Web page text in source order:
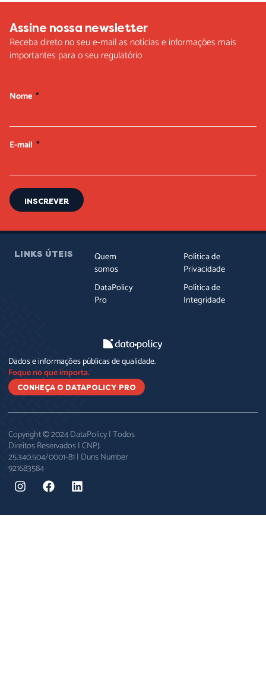
Assine nossa newsletter
Receba direto no seu e-mail as notícias e informações mais
importantes para o seu regulatório
Nome
E-mail
INSCREVER
LINKS ÚTEIS
Quem
somos
DataPolicy
Pro
Política de
Privacidade
Política de
Integridade
Dados e informações públicas de qualidade.
Foque no que importa.
CONHEÇA O DATAPOLICY PRO
Copyright © 2024 DataPolicy | Todos
Direitos Reservados | CNPJ:
25.340.504/0001-81 | Duns Number
921683584